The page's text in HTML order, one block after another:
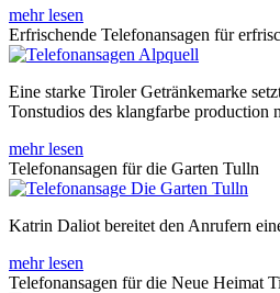
mehr lesen
Erfrischende Telefonansagen für
Eine starke Tiroler Getränkemarke
Tonstudios des klangfarbe production
mehr lesen
Telefonansagen für die Garten Tulln
Katrin Daliot bereitet den Anrufern
mehr lesen
Telefonansagen für die Neue Heimat